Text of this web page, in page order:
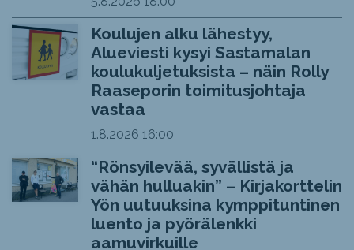
Koulujen alku lähestyy,
Alueviesti kysyi Sastamalan
koulukuljetuksista – näin Rolly
Raaseporin toimitusjohtaja
vastaa
1.8.2026 16:00
“Rönsyilevää, syvällistä ja
vähän hulluakin” – Kirjakorttelin
Yön uutuuksina kymppituntinen
luento ja pyörälenkki
aamuvirkuille